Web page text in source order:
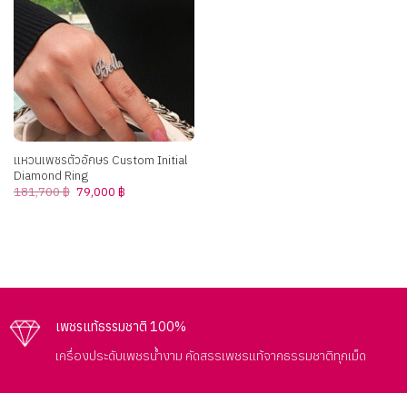
แหวนเพชรตัวอักษร Custom Initial
Diamond Ring
181,700฿ Original
price
79,000 ฿Current
เพชรแท้ธรรมชาติ 100%
เครื่องประดับเพชรน้ำงาม คัดสรรเพชรแท้จากธรรมชาติทุกเม็ด